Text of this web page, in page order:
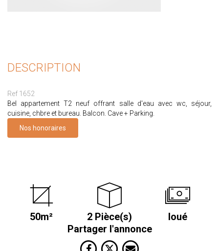
DESCRIPTION
Ref 1652
Bel appartement T2 neuf offrant salle d'eau avec wc, séjour,
cuisine, chbre et bureau. Balcon. Cave + Parking.
Nos honoraires
50m² 2 Pièce(s)
loué
Partager l'annonce